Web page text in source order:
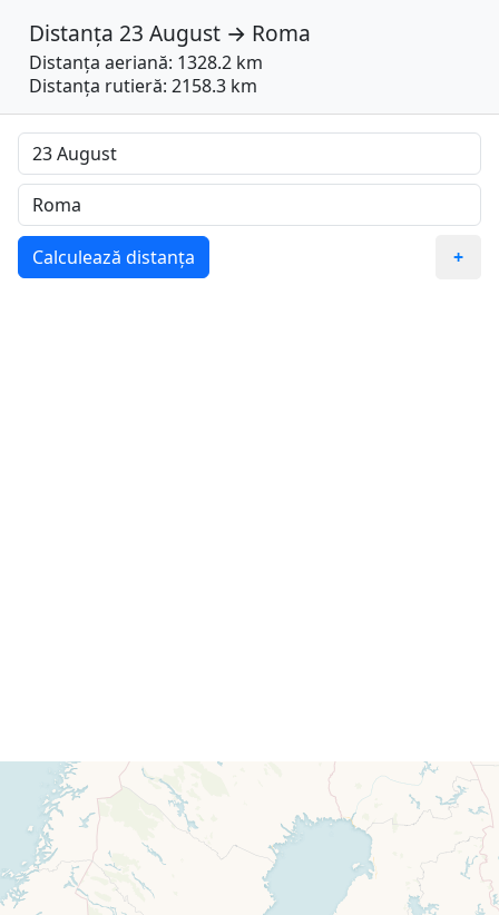
Distanța 23 August → Roma
Distanța aeriană: 1328.2 km
Distanța rutieră: 2158.3 km
Calculează distanța +